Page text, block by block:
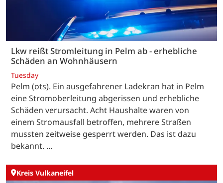
Lkw reißt Stromleitung in Pelm ab - erhebliche
Schäden an Wohnhäusern
Tuesday
Pelm (ots). Ein ausgefahrener Ladekran hat in Pelm
eine Stromoberleitung abgerissen und erhebliche
Schäden verursacht. Acht Haushalte waren von
einem Stromausfall betroffen, mehrere Straßen
mussten zeitweise gesperrt werden. Das ist dazu
bekannt. …
Kreis Vulkaneifel